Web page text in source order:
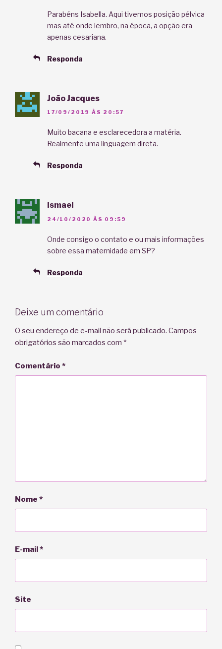
Parabéns Isabella. Aqui tivemos posição pélvica
mas até onde lembro, na época, a opção era
apenas cesariana.
Responda
João Jacques
17/09/2019 ÀS 20:57
Muito bacana e esclarecedora a matéria.
Realmente uma linguagem direta.
Responda
Ismael
24/10/2020 ÀS 09:59
Onde consigo o contato e ou mais informações
sobre essa maternidade em SP?
Responda
Deixe um comentário
O seu endereço de e-mail não será publicado. Campos
obrigatórios são marcados com *
Comentário *
Nome *
E-mail*
Site